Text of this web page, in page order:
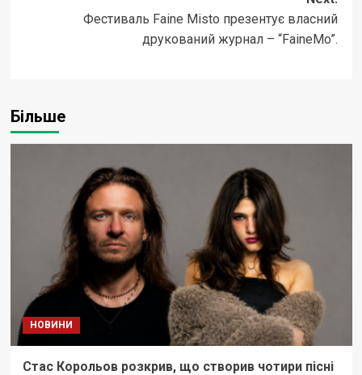
Фестиваль Faine Mistо презентує власний
друкований журнал – “FaineMo”.
Більше
НОВИНИ
Стас Корольов розкрив, що створив чотири пісні